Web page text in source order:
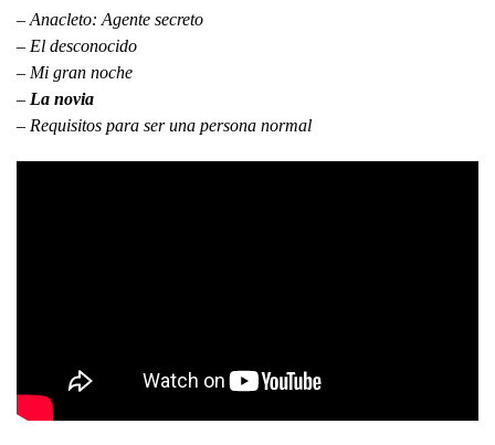
–Anacleto: Agente secreto
– El desconocido
– Mi gran noche
– La novia
– Requisitos para ser una persona normal